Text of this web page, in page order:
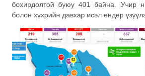
бохирдолтой буюу 401 байна. Учир
болон хүхрийн давхар исэл өндөр